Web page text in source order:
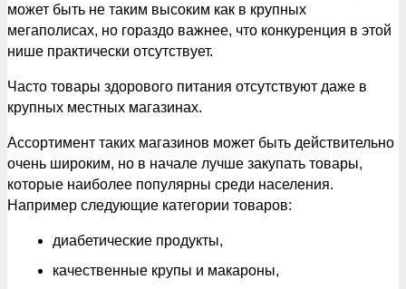
может быть не таким высоким как в крупных
мегаполисах, но гораздо важнее, что конкуренция в этой
нише практически отсутствует.
Часто товары здорового питания отсутствуют даже в
крупных местных магазинах.
Ассортимент таких магазинов может быть действительно
очень широким, но в начале лучше закупать товары,
которые наиболее популярны среди населения.
Например следующие категории товаров:
диабетические продукты,
качественные крупы и макароны,